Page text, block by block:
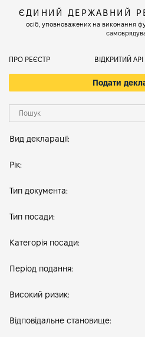
ЄДИНИЙ ДЕРЖАВНИЙ
осіб, уповноважених на виконання
ПРО РЕЄСТР ВІДКРИТИЙ АРІ
Подати
Вид декларації:
Рік:
Тип документа:
Тип посади:
Категорія посади:
Період подання:
Високий ризик:
Відповідальне становище: